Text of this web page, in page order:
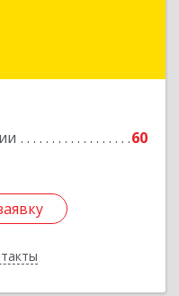
60
г, Калинина ул,